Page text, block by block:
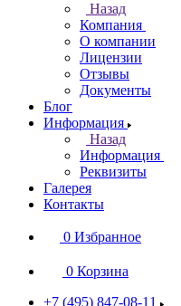
Назад
Компания
О компании
Лицензии
Отзывы
Документы
Блог
Информация
Назад
Информация
Реквизиты
Галерея
Контакты
0 Избранное
0 Корзина
+7 (495) 847-08-11